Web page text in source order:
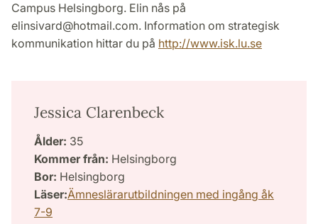
Campus Helsingborg. Elin nås på
elinsivard@hotmail.com. Information om strategisk
kommunikation hittar du på http://www.isk.lu.se
Jessica Clarenbeck
Ålder: 35
Kommer från: Helsingborg
Bor: Helsingborg
Läser:Ämneslärarutbildningen med ingång åk
7-9